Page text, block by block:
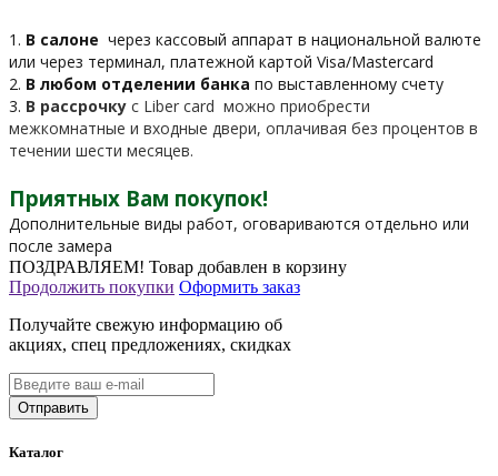
1. В салоне через кассовый аппарат в национальной валюте
или через терминал, платежной картой Visa/Mastercard
2. В любом отделении банка по выставленному счету
3. В рассрочку c Liber card можно приобрести
межкомнатные и входные двери, оплачивая без процентов в
течении шести месяцев.
Приятных Вам покупок!
Дополнительные виды работ, оговариваются отдельно или
после замера
ПОЗДРАВЛЯЕМ! Товар добавлен в корзину
Продолжить покупки Оформить заказ
Получайте свежую информацию об
акциях, спец предложениях, скидках
Каталог